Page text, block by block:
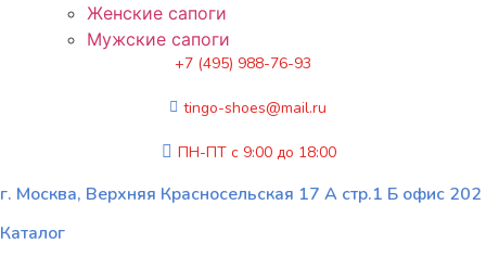
Женские сапоги
Мужские сапоги
Каталог
+7 (495) 988-76-93
tingo-shoes@mail.ru
ПН-ПТ с 9:00 до 18:00
г. Москва, Верхняя Красносельская 17 А стр.1 Б офис 202